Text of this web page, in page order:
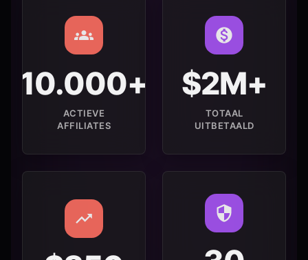
10.000+
ACTIEVE
AFFILIATES
$2M+
TOTAAL
UITBETAALD